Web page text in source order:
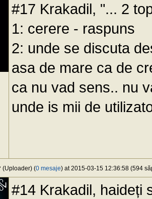
#17 Krakadil, "... 2
1: cerere - raspuns
2: unde se discuta
asa de mare ca de
ca nu vad sens.. nu
unde is mii de
(Uploader) (0 mesaje) at 2015-03-15 12:36:58 (594
#14 Krakadil, haideți